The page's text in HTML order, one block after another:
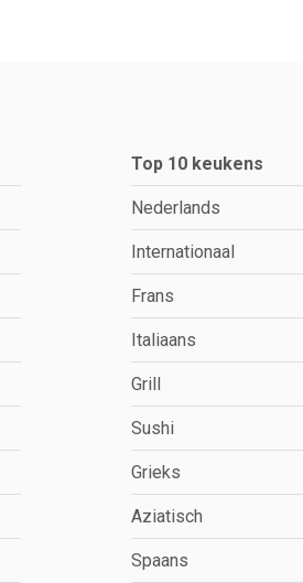
Top 10 keukens
Nederlands
Internationaal
Frans
Italiaans
Grill
Sushi
Grieks
Aziatisch
Spaans